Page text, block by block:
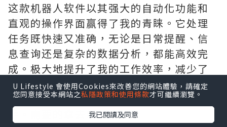
这款机器人软件以其强大的自动化功能和
直观的操作界面赢得了我的青睐。它处理
任务既快速又准确，无论是日常提醒、信
息查询还是复杂的数据分析，都能高效完
成。极大地提升了我的工作效率，减少了
重复劳动。它的智能交互也让整个使用过
程更加流畅愉快，是提升生产力的得力助
手。需要的拿去吧,官网
U Lifestyle 會使用Cookies來改善您的網站體驗，請確定
您同意接受本網站之私隱政策和使用條款才可繼續瀏覽。
我已閱讀及同意